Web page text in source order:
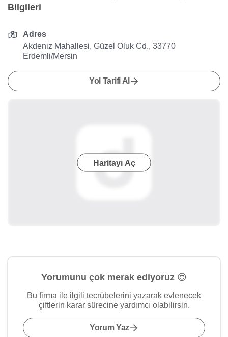
Bilgileri
Adres
Akdeniz Mahallesi, Güzel Oluk Cd., 33770
Erdemli/Mersin
Yol Tarifi Al
Haritayı Aç
Yorumunu çok merak ediyoruz 😍
Bu firma ile ilgili tecrübelerini yazarak evlenecek
çiftlerin karar sürecine yardımcı olabilirsin.
Yorum Yaz